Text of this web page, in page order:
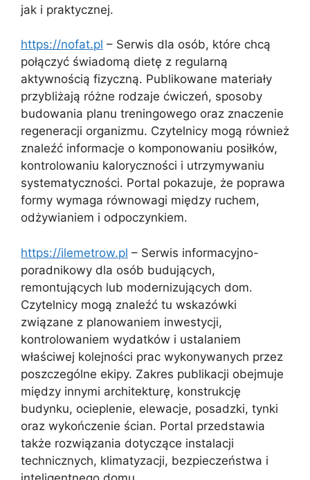
jak i praktycznej.
https://nofat.pl – Serwis dla osób, które chcą
połączyć świadomą dietę z regularną
aktywnością fizyczną. Publikowane materiały
przybliżają różne rodzaje ćwiczeń, sposoby
budowania planu treningowego oraz znaczenie
regeneracji organizmu. Czytelnicy mogą również
znaleźć informacje o komponowaniu posiłków,
kontrolowaniu kaloryczności i utrzymywaniu
systematyczności. Portal pokazuje, że poprawa
formy wymaga równowagi między ruchem,
odżywianiem i odpoczynkiem.
https://ilemetrow.pl – Serwis informacyjno-
poradnikowy dla osób budujących,
remontujących lub modernizujących dom.
Czytelnicy mogą znaleźć tu wskazówki
związane z planowaniem inwestycji,
kontrolowaniem wydatków i ustalaniem
właściwej kolejności prac wykonywanych przez
poszczególne ekipy. Zakres publikacji obejmuje
między innymi architekturę, konstrukcję
budynku, ocieplenie, elewacje, posadzki, tynki
oraz wykończenie ścian. Portal przedstawia
także rozwiązania dotyczące instalacji
technicznych, klimatyzacji, bezpieczeństwa i